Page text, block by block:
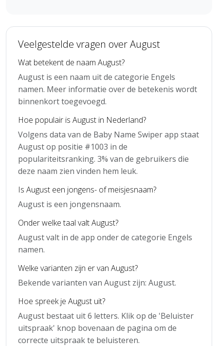
Veelgestelde vragen over August
Wat betekent de naam August?
August is een naam uit de categorie Engels
namen. Meer informatie over de betekenis wordt
binnenkort toegevoegd.
Hoe populair is August in Nederland?
Volgens data van de Baby Name Swiper app staat
August op positie #1003 in de
populariteitsranking. 3% van de gebruikers die
deze naam zien vinden hem leuk.
Is August een jongens- of meisjesnaam?
August is een jongensnaam.
Onder welke taal valt August?
August valt in de app onder de categorie Engels
namen.
Welke varianten zijn er van August?
Bekende varianten van August zijn: August.
Hoe spreek je August uit?
August bestaat uit 6 letters. Klik op de 'Beluister
uitspraak' knop bovenaan de pagina om de
correcte uitspraak te beluisteren.